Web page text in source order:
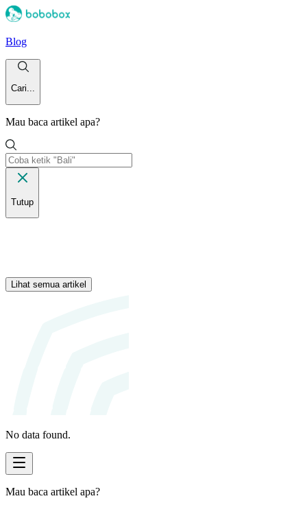
Blog
Cari...
Mau baca artikel apa?
Tutup
Lihat semua artikel
No data found.
Mau baca artikel apa?